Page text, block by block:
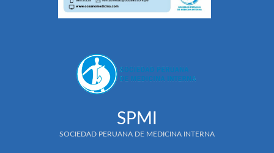
SPMI
SOCIEDAD PERUANA DE MEDICINA INTERNA